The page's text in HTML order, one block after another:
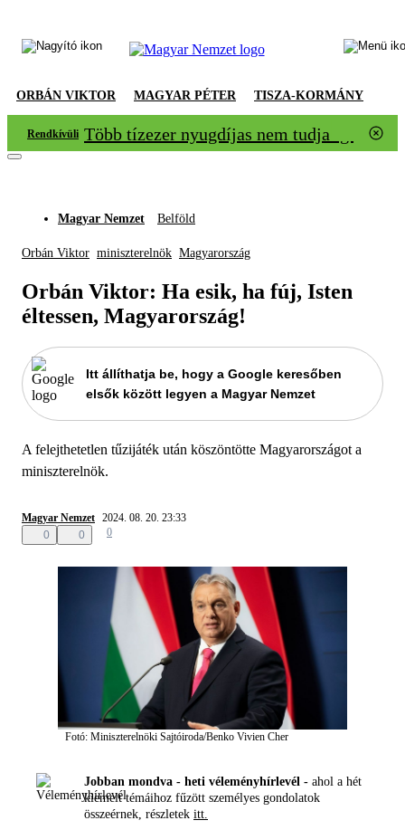
ORBÁN VIKTOR MAGYAR PÉTER TISZA-KORMÁNY
Rendkívüli Több tízezer nyugdíjas nem tudja igazolni
Magyar Nemzet Belföld
Orbán Viktor miniszterelnök Magyarország
Orbán Viktor: Ha esik, ha fúj, Isten
éltessen, Magyarország!
Itt állíthatja be, hogy a Google keresőben
elsők között legyen a Magyar Nemzet
A felejthetetlen tűzijáték után köszöntötte Magyarországot a
miniszterelnök.
Magyar Nemzet 2024. 08. 20. 23:33
0
0 0
Fotó: Miniszterelnöki Sajtóiroda/Benko Vivien Cher
Jobban mondva - heti véleményhírlevél - ahol a hét
kiemelt témáihoz fűzött személyes gondolatok
összeérnek, részletek itt.